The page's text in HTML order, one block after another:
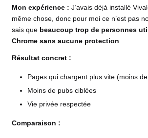
Mon expérience : J’avais déjà installé
même chose, donc pour moi ce n’est pas
sais que beaucoup trop de personnes
Chrome sans aucune protection.
Résultat concret :
Pages qui chargent plus vite (moins
Moins de pubs ciblées
Vie privée respectée
Comparaison :